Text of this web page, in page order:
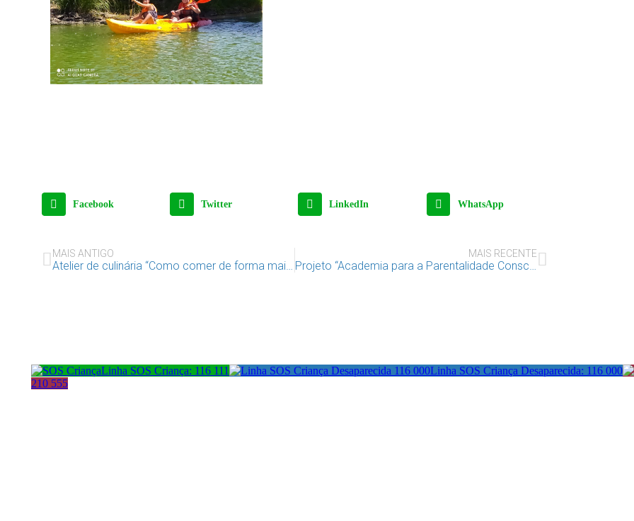
Facebook Twitter LinkedIn WhatsApp
MAIS ANTIGO
Atelier de culinária “Como comer de forma mais saudável”
MAIS RECENTE
Projeto “Academia para a Parentalidade Consciente – Famílias de Acolhimento precisam-se!”
Linha SOS Criança: 116 111
Linha SOS Criança Desaparecida: 116 000
210 555